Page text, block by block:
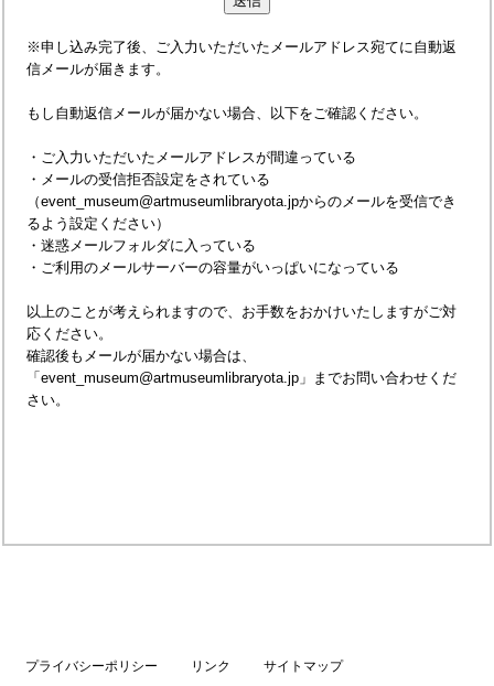
※申し込み完了後、ご入力いただいたメールアドレス宛てに自動返
信メールが届きます。
もし自動返信メールが届かない場合、以下をご確認ください。
・ご入力いただいたメールアドレスが間違っている
・メールの受信拒否設定をされている
（event_museum@artmuseumlibraryota.jpからのメールを受信でき
るよう設定ください）
・迷惑メールフォルダに入っている
・ご利用のメールサーバーの容量がいっぱいになっている
以上のことが考えられますので、お手数をおかけいたしますがご対
応ください。
確認後もメールが届かない場合は、
「event_museum@artmuseumlibraryota.jp」までお問い合わせくだ
さい。
プライバシーポリシー リンク サイトマップ